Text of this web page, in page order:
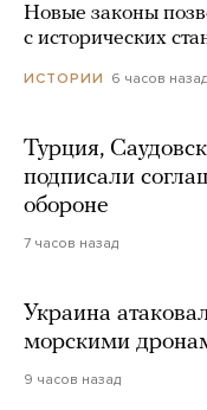
Новые законы
с исторических
ИСТОРИИ 6 часов назад
Турция,
подписали
обороне
7 часов назад
Украина
морскими
9 часов назад